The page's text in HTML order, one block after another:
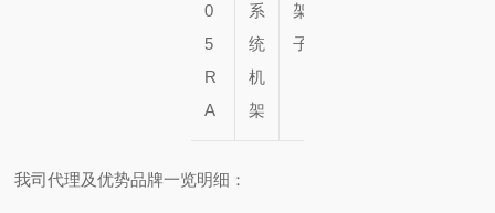
0
5
R
A
系
统
机
架
架
子
我司代理及优势品牌一览明细：